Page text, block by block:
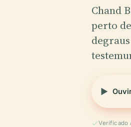
Chand
perto
Verificado